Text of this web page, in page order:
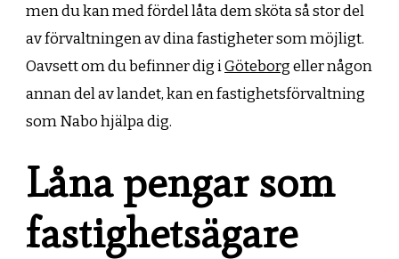
men du kan med fördel låta dem sköta så stor del
av förvaltningen av dina fastigheter som möjligt.
Oavsett om du befinner dig iGöteborgeller någon
annan del av landet, kan en fastighetsförvaltning
som Nabo hjälpa dig.
Låna pengar som
fastighetsägare